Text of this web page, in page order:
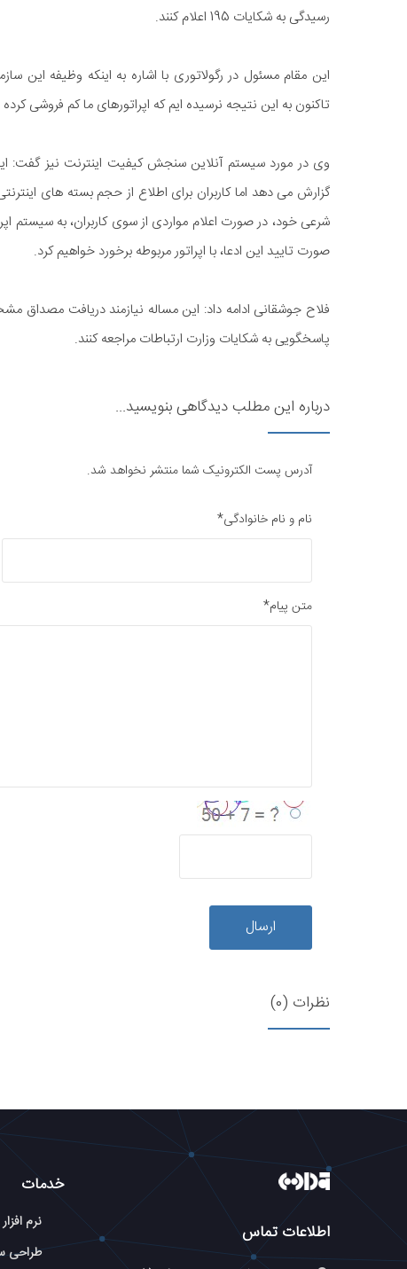
رسیدگی به شکایات 195 اعلام کنند.
این مقام مسئول در رگولاتوری با اشاره به اینکه وظیفه این
تاکنون به این نتیجه نرسیده ایم که اپراتورهای ما کم فروشی
وی در مورد سیستم آنلاین سنجش کیفیت اینترنت نیز گفت:
گزارش می دهد اما کاربران برای اطلاع از حجم بسته های
شرعی خود، در صورت اعلام مواردی از سوی کاربران، به سیستم
صورت تایید این ادعا، با اپراتور مربوطه برخورد خواهیم کرد.
فلاح جوشقانی ادامه داد: این مساله نیازمند دریافت مصداق
پاسخگویی به شکایات وزارت ارتباطات مراجعه کنند.
درباره این مطلب دیدگاهی بنویسید...
آدرس پست الکترونیک شما منتشر نخواهد شد.
نام و نام خانوادگی*
متن پیام*
ارسال
نظرات (0)
اطلاعات تماس
خدمات
نرم
طراحی